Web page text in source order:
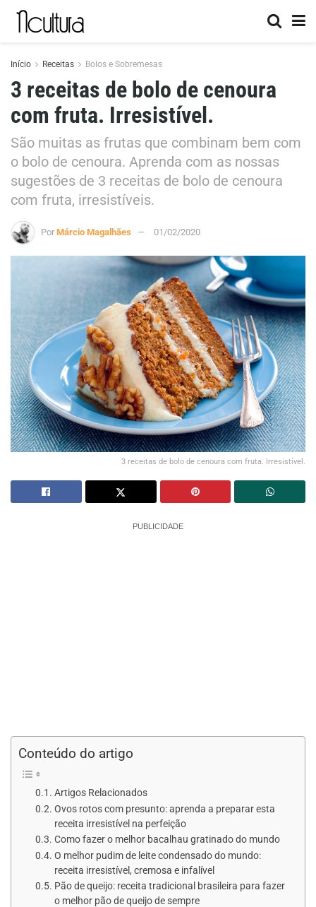
Início Receitas Bolos e Sobremesas
3 receitas de bolo de cenoura
com fruta. Irresistível.
São muitas as frutas que combinam bem com
o bolo de cenoura. Aprenda com as nossas
sugestões de 3 receitas de bolo de cenoura
com fruta, irresistíveis.
Por Márcio Magalhães 01/02/2020
3 receitas de bolo de cenoura com fruta. Irresistível.
PUBLICIDADE
Conteúdo do artigo
Artigos Relacionados
Ovos rotos com presunto: aprenda a preparar esta
receita irresistível na perfeição
Como fazer o melhor bacalhau gratinado do mundo
O melhor pudim de leite condensado do mundo:
receita irresistível, cremosa e infalível
Pão de queijo: receita tradicional brasileira para fazer
o melhor pão de queijo de sempre